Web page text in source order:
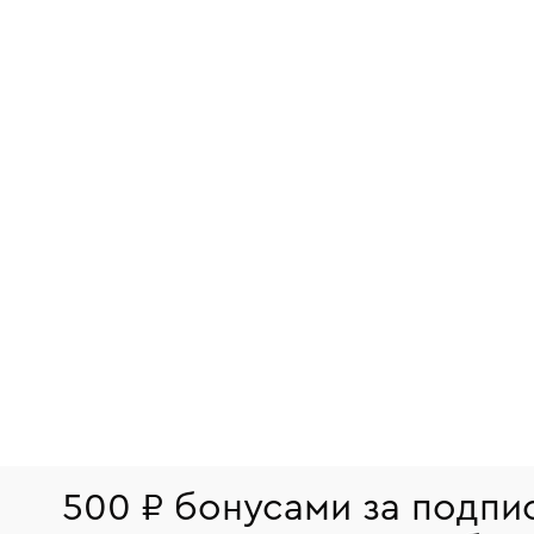
500 ₽ бонусами за